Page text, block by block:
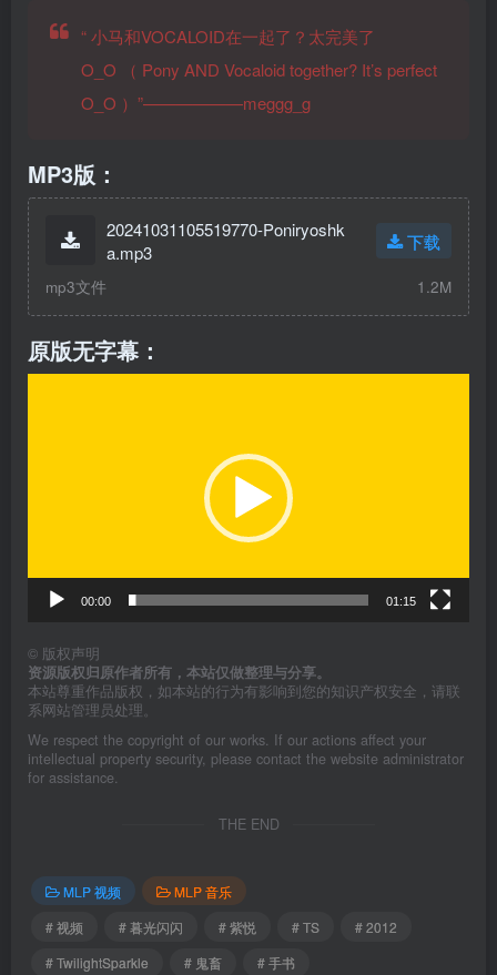
“小马和VOCALOID在一起了？太完美了
O_O
（ Pony AND Vocaloid together? It’s perfect
O_O ）”——————meggg_g
MP3版：
20241031105519770-Poniryoshk
a.mp3
下载
mp3文件 1.2M
原版无字幕：
00:00 01:15
© 版权声明
资源版权归原作者所有，本站仅做整理与分享。
本站尊重作品版权，如本站的行为有影响到您的知识产权安全，请联
系网站管理员处理。
We respect the copyright of our works. If our actions affect your
intellectual property security, please contact the website administrator
for assistance.
THE END
MLP 视频
MLP 音乐
# 视频
# 暮光闪闪 # 紫悦 # TS
# 2012
# TwilightSparkle
# 鬼畜
# 手书